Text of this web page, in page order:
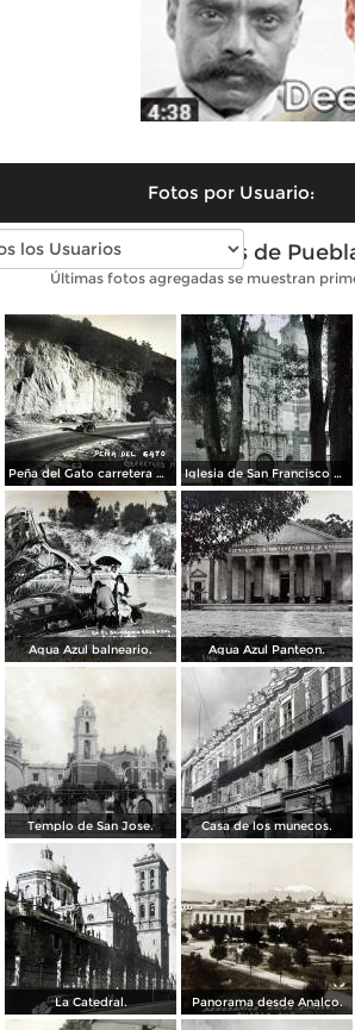
Fotos por Usuario:
Fotos antiguas de
Últimas fotos agregadas se muestran
Peña del Gato carretera Mexico-Puebla Iglesia de San Francisco por el Fotógrafo Hugo Brehme.
Agua Azul balneario. Agua Azul Panteon.
Templo de San Jose. Casa de los munecos.
La Catedral. Panorama desde Analco.